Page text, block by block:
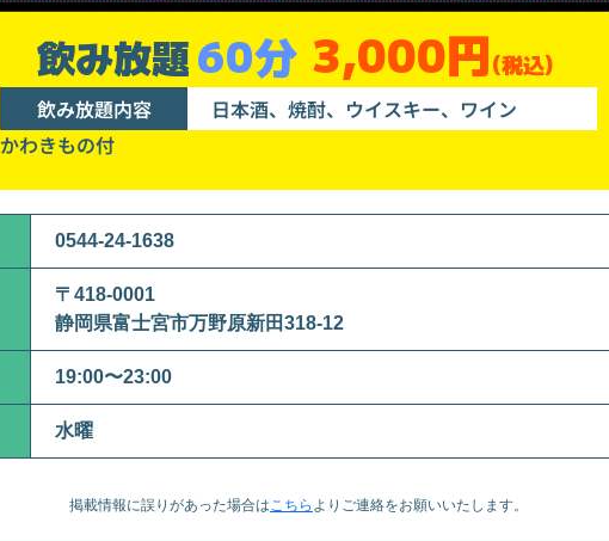
飲み放題60分 3,000円(税込)
飲み放題内容
日本酒、焼酎、ウイスキー、ワイン
かわきもの付
0544-24-1638
〒418-0001
静岡県富士宮市万野原新田318-12
19:00〜23:00
水曜
掲載情報に誤りがあった場合はこちら より ご連絡をお願いいたします。